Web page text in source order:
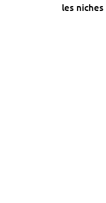
les niches